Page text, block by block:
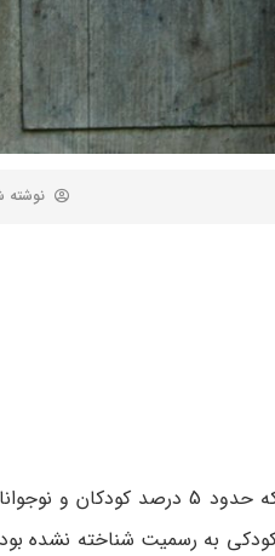
بله. متاسفانه بسیاری از والدین توجهی به این امر ندارند، ولی با این
دوران کودکی به رسمیت شناخته